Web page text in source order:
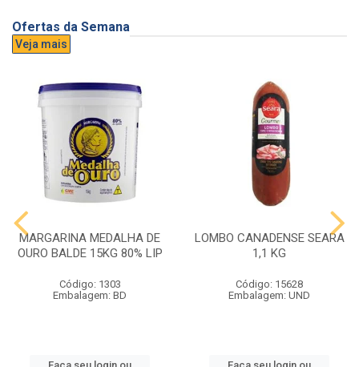
Ofertas da Semana
Veja mais
MARGARINA MEDALHA DE
OURO BALDE 15KG 80% LIP
Código: 1303
Embalagem: BD
LOMBO CANADENSE SEARA
1,1 KG
Código: 15628
Embalagem: UND